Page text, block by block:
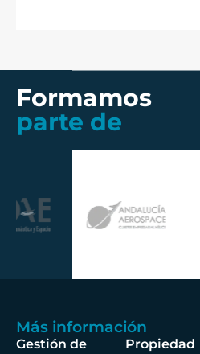
Formamos
parte de
Más información
Gestión de
Propiedad